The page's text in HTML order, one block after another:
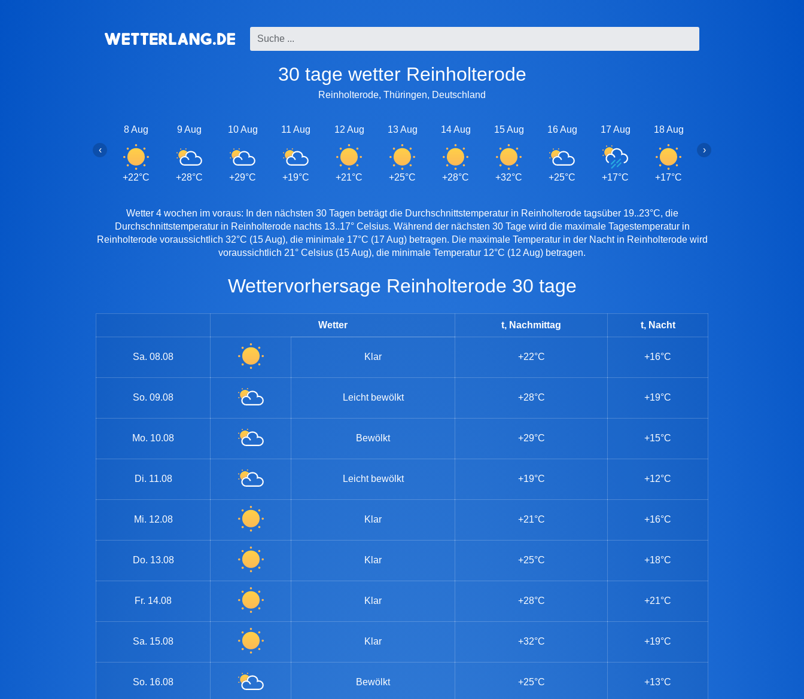
30 tage wetter Reinholterode
Reinholterode, Thüringen, Deutschland
8 Aug
+22°C
9 Aug
+28°C
10 Aug
+29°C
11 Aug
+19°C
12 Aug
+21°C
13 Aug
+25°C
14 Aug
+28°C
15 Aug
+32°C
16 Aug
+25°C
17 Aug
+17°C
18 Aug
+17°C
‹ ›
Wetter 4 wochen im voraus: In den nächsten 30 Tagen beträgt die Durchschnittstemperatur in Reinholterode tagsüber 19..23°C, die
Durchschnittstemperatur in Reinholterode nachts 13..17° Celsius. Während der nächsten 30 Tage wird die maximale Tagestemperatur in
Reinholterode voraussichtlich 32°C (15 Aug), die minimale 17°C (17 Aug) betragen. Die maximale Temperatur in der Nacht in Reinholterode wird
voraussichtlich 21° Celsius (15 Aug), die minimale Temperatur 12°C (12 Aug) betragen.
Wettervorhersage Reinholterode 30 tage
Wetter t, Nachmittag t, Nacht
Sa. 08.08 Klar +22°C +16°C
So. 09.08 Leicht bewölkt +28°C +19°C
Mo. 10.08 Bewölkt +29°C +15°C
Di. 11.08 Leicht bewölkt +19°C +12°C
Mi. 12.08 Klar +21°C +16°C
Do. 13.08 Klar +25°C +18°C
Fr. 14.08 Klar +28°C +21°C
Sa. 15.08 Klar +32°C +19°C
So. 16.08 Bewölkt +25°C +13°C